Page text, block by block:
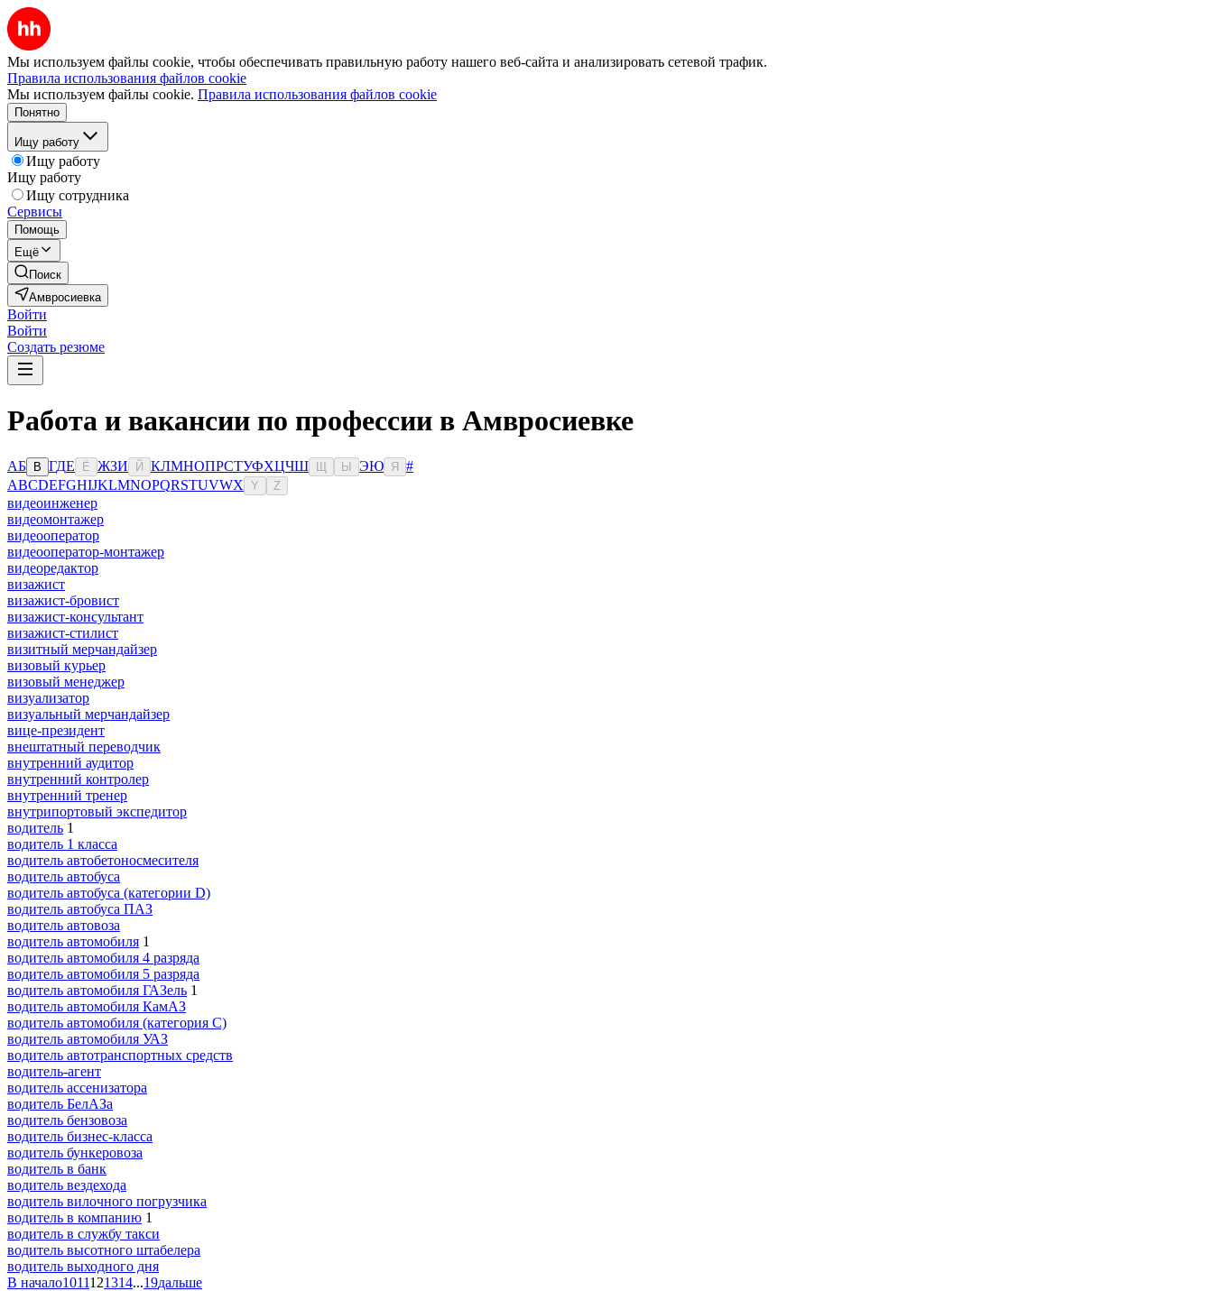
Мы используем файлы cookie, чтобы обеспечивать правильную работу нашего веб-сайта и анализировать сетевой трафик.
Правила использования файлов cookie
Мы используем файлы cookie. Правила использования файлов cookie
Понятно
Ищу работу
Ищу работу
Ищу работу
Ищу сотрудника
Сервисы
Помощь
Ещё
Поиск
Амвросиевка
Войти
Войти
Создать резюме
Работа и вакансии по профессии в Амвросиевке
АБ В ГДЕ Ё ЖЗИ Й КЛМНОПРСТУФХЦЧШ Ы ЭЮ Я
#
ABCDEFGHIJKLMNOPQRSTUVWX Y Z
видеоинженер
видеомонтажер
видеооператор
видеооператор-монтажер
видеоредактор
визажист
визажист-бровист
визажист-консультант
визажист-стилист
визитный мерчандайзер
визовый курьер
визовый менеджер
визуализатор
визуальный мерчандайзер
вице-президент
внештатный переводчик
внутренний аудитор
внутренний контролер
внутренний тренер
внутрипортовый экспедитор
водитель 1
водитель 1 класса
водитель автобетоносмесителя
водитель автобуса
водитель автобуса (категории D)
водитель автобуса ПАЗ
водитель автовоза
водитель автомобиля 1
водитель автомобиля 4 разряда
водитель автомобиля 5 разряда
водитель автомобиля ГАЗель 1
водитель автомобиля КамАЗ
водитель автомобиля (категория C)
водитель автомобиля УАЗ
водитель автотранспортных средств
водитель-агент
водитель ассенизатора
водитель БелАЗа
водитель бензовоза
водитель бизнес-класса
водитель бункеровоза
водитель в банк
водитель вездехода
водитель вилочного погрузчика
водитель в компанию 1
водитель в службу такси
водитель высотного штабелера
водитель выходного дня
В начало1011121314...19дальше